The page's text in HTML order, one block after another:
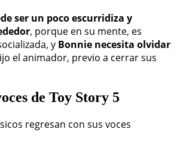
ser un poco escurridiza y
, porque en su mente, es
y Bonnie necesita olvidar
el animador, previo a cerrar sus
de Toy Story 5
regresan con sus voces